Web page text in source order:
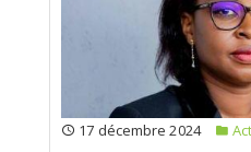
17 décembre 2024